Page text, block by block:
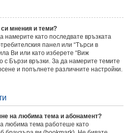
си мнения и теми?
като последвате връзката
панел или “Търси в
Ви или като изберете “Виж
с Бързи връзки. За да намерите темите
и попълнете различните настройки.
на любима тема и абонамент?
любима тема работеше като